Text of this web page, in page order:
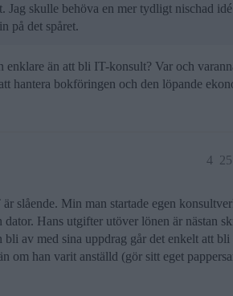
skulle behöva en mer tydligt nischad
på det spåret.
än att bli IT-konsult? Var och
hantera bokföringen och den löpande
4
slående. Min man startade egen
Hans utgifter utöver lönen är nästan
av med sina uppdrag går det enkelt att
om han varit anställd (gör sitt eget